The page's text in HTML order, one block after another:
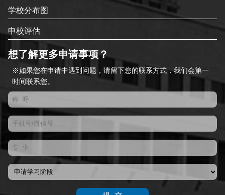
学校分布图
申校评估
想了解更多申请事项？
※如果您在申请中遇到问题，请留下您的联系方式，我们会第一
时间联系您。